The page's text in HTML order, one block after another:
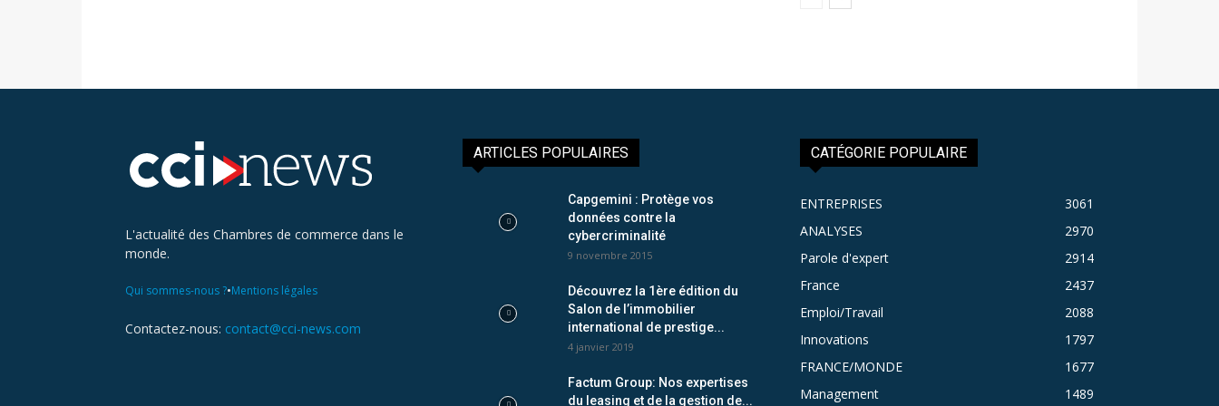
L'actualité des Chambres de commerce dans le
monde.
Qui sommes-nous ?•Mentions légales
Contactez-nous: contact@cci-news.com
ARTICLES POPULAIRES
Capgemini : Protège vos
données contre la
cybercriminalité
9 novembre 2015
Découvrez la 1ère édition du
Salon de l’immobilier
international de prestige...
4 janvier 2019
Factum Group: Nos expertises
du leasing et de la gestion de...
CATÉGORIE POPULAIRE
ENTREPRISES
3061
ANALYSES
2970
Parole d'expert
2914
France
2437
Emploi/Travail
2088
Innovations
1797
FRANCE/MONDE
1677
Management
1489